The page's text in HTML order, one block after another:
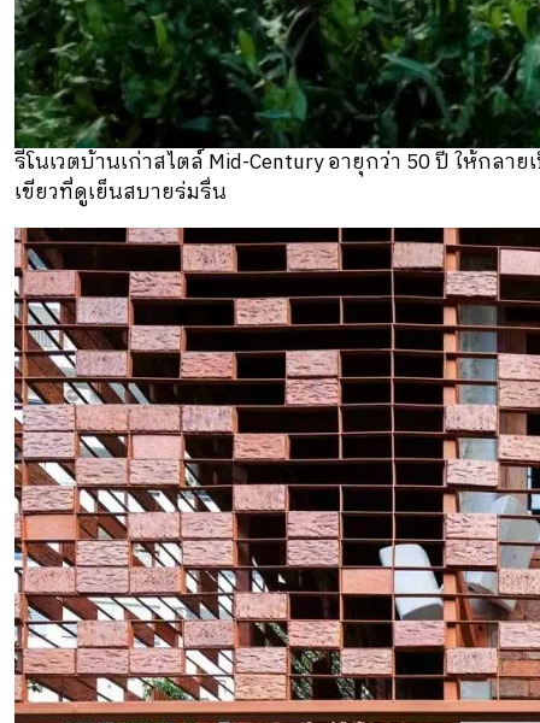
รีโนเวตบ้านเก่าสไตล์ Mid-Century อายุกว่า 50 ปี ให้ก
เขียวที่ดูเย็นสบายร่มรื่น